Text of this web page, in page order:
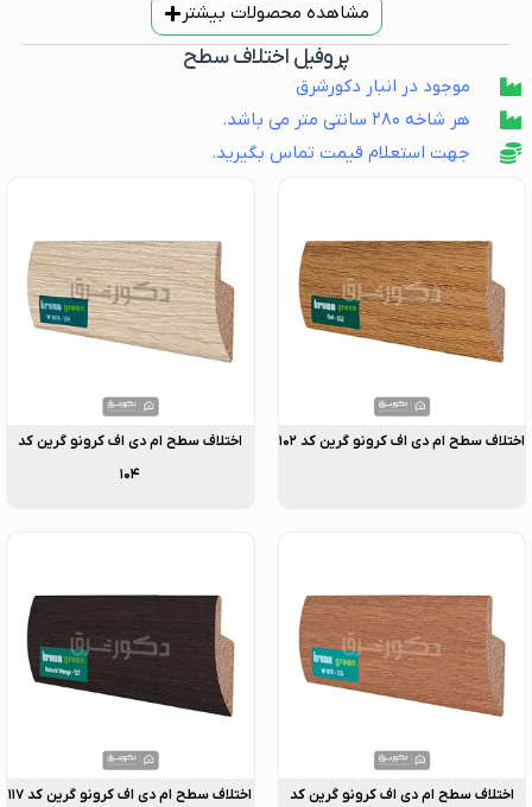
مشاهده محصولات بیشتر
پروفیل اختلاف سطح
موجود در انبار دکورشرق
هر شاخه ۲۸۰ سانتی متر می باشد.
جهت استعلام قیمت تماس بگیرید.
اختلاف سطح ام دی اف کرونو گرین کد ۱۰۲
اختلاف سطح ام دی اف کرونو گرین کد
۱۰۴
اختلاف سطح ام دی اف کرونو گرین کد
اختلاف سطح ام دی اف کرونو گرین کد ۱۱۷